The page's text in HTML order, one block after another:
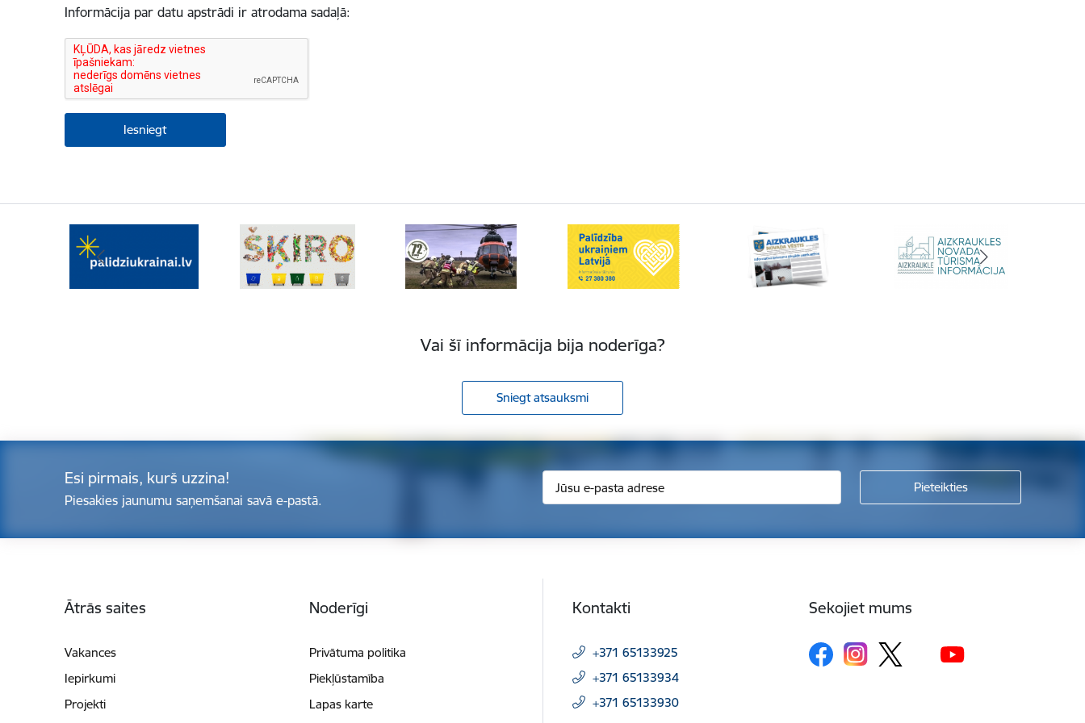
Informācija par datu apstrādi ir atrodama sadaļā:
Vai šī informācija bija noderīga?
Sniegt atsauksmi
Esi pirmais, kurš uzzina!
Piesakies jaunumu saņemšanai savā e-pastā.
Ātrās saites
Vakances
Iepirkumi
Projekti
Noderīgi
Privātuma politika
Piekļūstamība
Lapas karte
Kontakti
+371 65133925
+371 65133934
+371 65133930
Sekojiet mums